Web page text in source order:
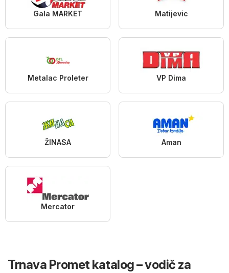
Gala MARKET Matijevic
Metalac Proleter VP Dima
ŽINASA Aman
Mercator
Trnava Promet katalog – vodič za